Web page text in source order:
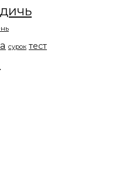
сурок тест